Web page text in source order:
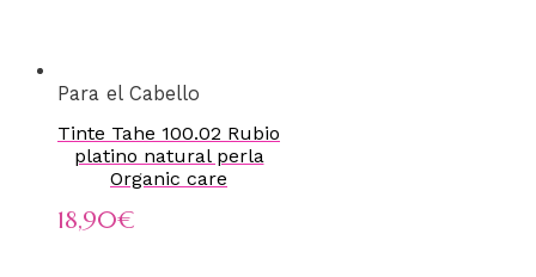
Para el Cabello
Tinte Tahe 100.02 Rubio
platino natural perla
Organic care
18,90€